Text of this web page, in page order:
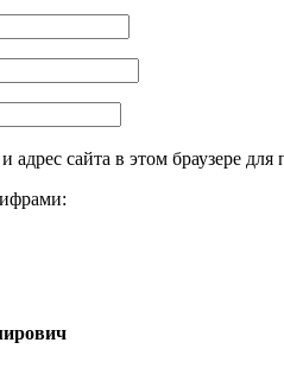
адрес сайта в этом браузере